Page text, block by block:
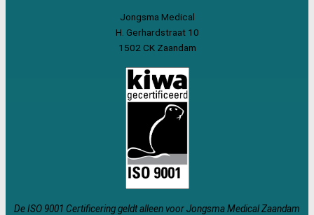
Jongsma Medical
H. Gerhardstraat 10
1502 CK Zaandam
De ISO 9001 Certificering geldt alleen voor Jongsma Medical Zaandam